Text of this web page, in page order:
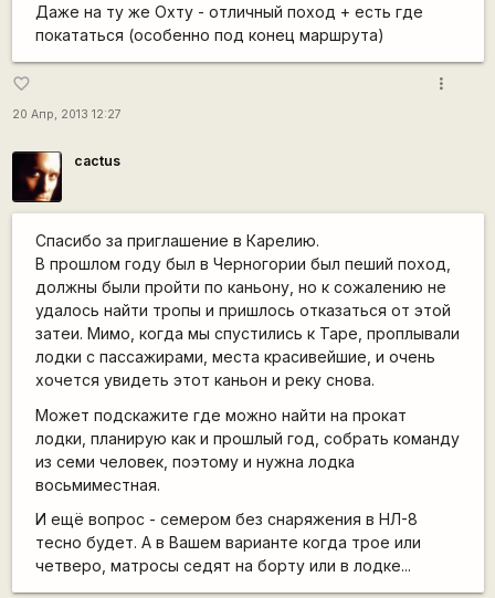
Даже на ту же Охту - отличный поход + есть где
покататься (особенно под конец маршрута)
favorite_border
20 Апр, 2013 12:27
more_vert
cactus
Спасибо за приглашение в Карелию.
В прошлом году был в Черногории был пеший поход,
должны были пройти по каньону, но к сожалению не
удалось найти тропы и пришлось отказаться от этой
затеи. Мимо, когда мы спустились к Таре, проплывали
лодки с пассажирами, места красивейшие, и очень
хочется увидеть этот каньон и реку снова.
Может подскажите где можно найти на прокат
лодки, планирую как и прошлый год, собрать команду
из семи человек, поэтому и нужна лодка
восьмиместная.
И ещё вопрос - семером без снаряжения в НЛ-8
тесно будет. А в Вашем варианте когда трое или
четверо, матросы седят на борту или в лодке...